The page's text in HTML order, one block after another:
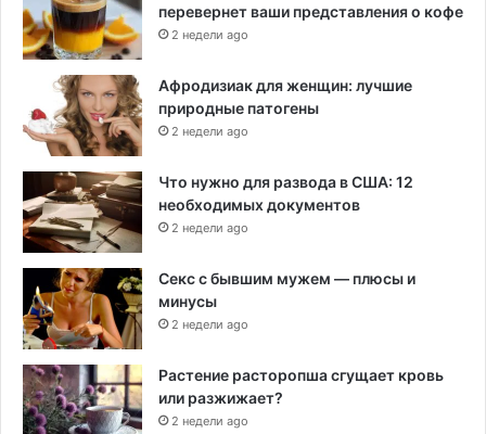
перевернет ваши представления о кофе
2 недели ago
Афродизиак для женщин: лучшие
природные патогены
2 недели ago
Что нужно для развода в США: 12
необходимых документов
2 недели ago
Секс с бывшим мужем — плюсы и
минусы
2 недели ago
Растение расторопша сгущает кровь
или разжижает?
2 недели ago